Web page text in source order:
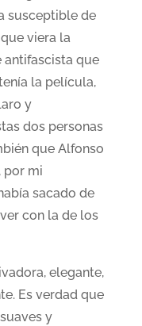
susceptible de
viera la
antifascista que
la película,
y
dos personas
que Alfonso
por mi
sacado de
con la de los
elegante,
Es verdad que
y